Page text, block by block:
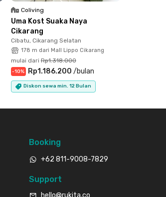
Coliving
Uma Kost Suaka Naya
Cikarang
Cibatu, Cikarang Selatan
178 m dari Mall Lippo Cikarang
mulai dari Rp1.318.000
-10% Rp1.186.200 /bulan
Diskon sewa min. 12 Bulan
Booking
+62 811-9008-7829
Support
hello@rukita.co